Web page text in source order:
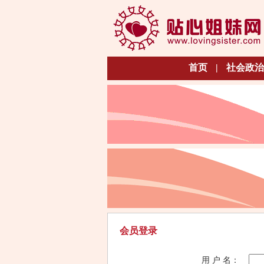
首页 | 社会政治
会员登录
用 户 名：